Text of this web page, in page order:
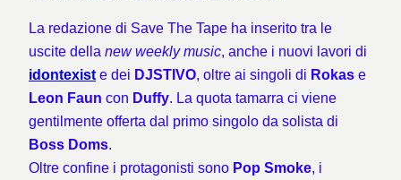
La redazione di Save The Tape ha inserito tra le
uscite della new weekly music, anche i nuovi lavori di
idontexist e dei DJSTIVO, oltre ai singoli di Rokas e
Leon Faun con Duffy. La quota tamarra ci viene
gentilmente offerta dal primo singolo da solista di
Boss Doms.
Oltre confine i protagonisti sono Pop Smoke, i